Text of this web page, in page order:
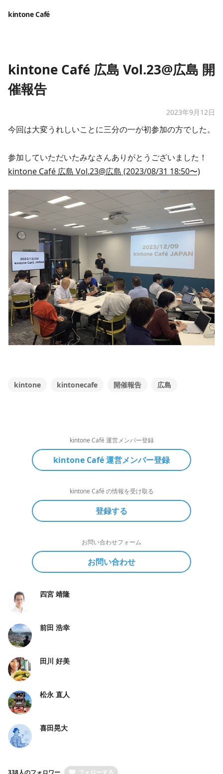
kintone Café
kintone Café 広島 Vol.23@広島 開
催報告
2023年9月12日
今回は大変うれしいことに三分の一が初参加の方でした。
参加していただいたみなさんありがとうございました！
kintone Café 広島 Vol.23@広島 (2023/08/31 18:50〜)
kintone kintonecafe 開催報告 広島
kintone Café 運営メンバー登録
kintone Café 運営メンバー登録
kintone Café の情報を受け取る
登録する
お問い合わせフォーム
お問い合わせ
四宮 靖隆
前田 浩幸
田川 好美
松永 直人
喜田晃大
338人のフォロワー フォローする